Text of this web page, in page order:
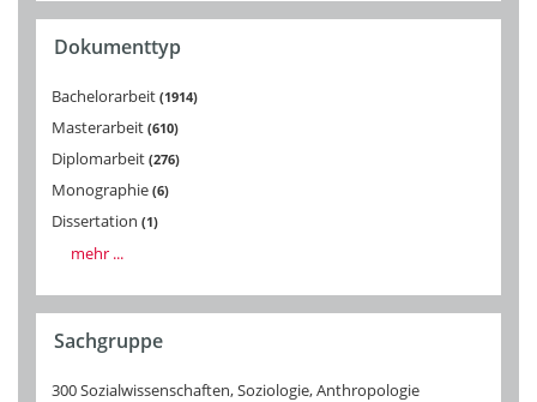
Dokumenttyp
Bachelorarbeit 1914
Masterarbeit 610
Diplomarbeit 276
Monographie 6
Dissertation 1
mehr ...
Sachgruppe
300 Sozialwissenschaften, Soziologie, Anthropologie